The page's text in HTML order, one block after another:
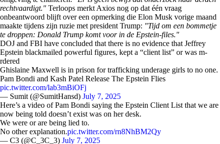
rechtvaardigt." Terloops merkt Axios nog op dat één vraag
onbeantwoord blijft over een opmerking die Elon Musk vorige maand
maakte tijdens zijn ruzie met president Trump: "Tijd om een bommetje
te droppen: Donald Trump komt voor in de Epstein-files."
DOJ and FBI have concluded that there is no evidence that Jeffrey
Epstein blackmailed powerful figures, kept a “client list” or was m-
rdered
Ghislaine Maxwell is in prison for trafficking underage girls to no one.
Pam Bondi and Kash Patel Release The Epstein Flies
pic.twitter.com/lab3mBiOFj
— Sumit (@SumitHansd) July 7, 2025
Here’s a video of Pam Bondi saying the Epstein Client List that we are
now being told doesn’t exist was on her desk.
We were or are being lied to.
No other explanation.pic.twitter.com/rn8NhBM2Qy
— C3 (@C_3C_3) July 7, 2025